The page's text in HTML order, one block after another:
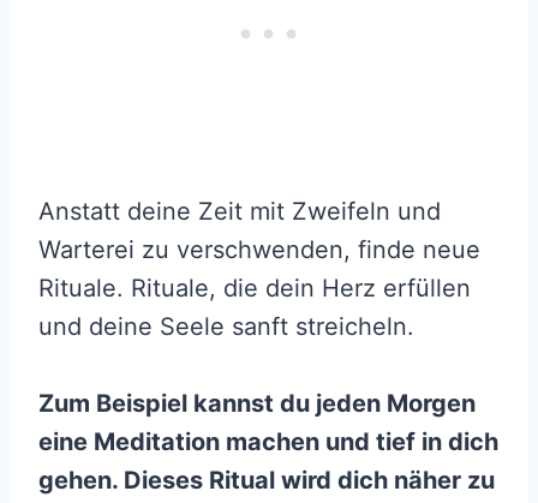
Anstatt deine Zeit mit Zweifeln und
Warterei zu verschwenden, finde neue
Rituale. Rituale, die dein Herz erfüllen
und deine Seele sanft streicheln.
Zum Beispiel kannst du jeden Morgen
eine Meditation machen und tief in dich
gehen. Dieses Ritual wird dich näher zu